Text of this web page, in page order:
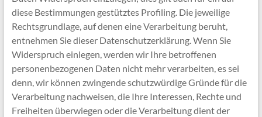
diese Bestimmungen gestütztes Profiling. Die jeweilige
Rechtsgrundlage, auf denen eine Verarbeitung beruht,
entnehmen Sie dieser Datenschutzerklärung. Wenn Sie
Widerspruch einlegen, werden wir Ihre betroffenen
personenbezogenen Daten nicht mehr verarbeiten, es sei
denn, wir können zwingende schutzwürdige Gründe für die
Verarbeitung nachweisen, die Ihre Interessen, Rechte und
Freiheiten überwiegen oder die Verarbeitung dient der